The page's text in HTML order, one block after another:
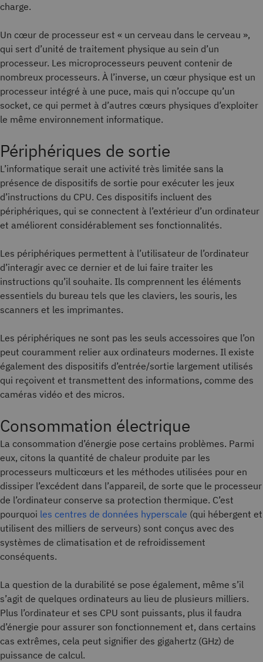
charge.
Un cœur de processeur est « un cerveau dans le cerveau »,
qui sert d’unité de traitement physique au sein d’un
processeur. Les microprocesseurs peuvent contenir de
nombreux processeurs. À l’inverse, un cœur physique est un
processeur intégré à une puce, mais qui n’occupe qu’un
socket, ce qui permet à d’autres cœurs physiques d’exploiter
le même environnement informatique.
Périphériques de sortie
L’informatique serait une activité très limitée sans la
présence de dispositifs de sortie pour exécuter les jeux
d’instructions du CPU. Ces dispositifs incluent des
périphériques, qui se connectent à l’extérieur d’un ordinateur
et améliorent considérablement ses fonctionnalités.
Les périphériques permettent à l’utilisateur de l’ordinateur
d’interagir avec ce dernier et de lui faire traiter les
instructions qu’il souhaite. Ils comprennent les éléments
essentiels du bureau tels que les claviers, les souris, les
scanners et les imprimantes.
Les périphériques ne sont pas les seuls accessoires que l’on
peut couramment relier aux ordinateurs modernes. Il existe
également des dispositifs d’entrée/sortie largement utilisés
qui reçoivent et transmettent des informations, comme des
caméras vidéo et des micros.
Consommation électrique
La consommation d’énergie pose certains problèmes. Parmi
eux, citons la quantité de chaleur produite par les
processeurs multicœurs et les méthodes utilisées pour en
dissiper l’excédent dans l’appareil, de sorte que le processeur
de l’ordinateur conserve sa protection thermique. C’est
pourquoi les centres de données hyperscale (qui hébergent et
utilisent des milliers de serveurs) sont conçus avec des
systèmes de climatisation et de refroidissement
conséquents.
La question de la durabilité se pose également, même s’il
s’agit de quelques ordinateurs au lieu de plusieurs milliers.
Plus l’ordinateur et ses CPU sont puissants, plus il faudra
d’énergie pour assurer son fonctionnement et, dans certains
cas extrêmes, cela peut signifier des gigahertz (GHz) de
puissance de calcul.